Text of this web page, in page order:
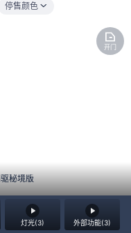
停售颜色
秘境版
开门
灯光(3) 外部功能(3)